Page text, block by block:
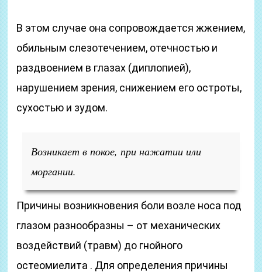
В этом случае она сопровождается жжением,
обильным слезотечением, отечностью и
раздвоением в глазах (диплопией),
нарушением зрения, снижением его остроты,
сухостью и зудом.
Возникает в покое, при нажатии или
моргании.
Причины возникновения боли возле носа под
глазом разнообразны – от механических
воздействий (травм) до гнойного
остеомиелита . Для определения причины